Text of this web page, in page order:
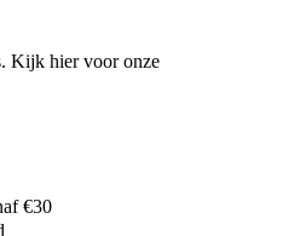
Kijk hier voor onze
€30